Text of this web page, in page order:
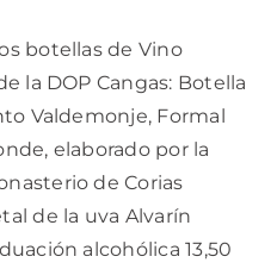
botellas de Vino
la DOP Cangas: Botella
Valdemonje, Formal
elaborado por la
de Corias
de la uva Alvarín
alcohólica 13,50